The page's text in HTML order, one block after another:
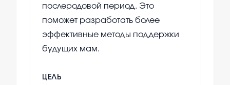
послеродовой период. Это
поможет разработать более
эффективные методы поддержки
будущих мам.
ЦЕЛЬ